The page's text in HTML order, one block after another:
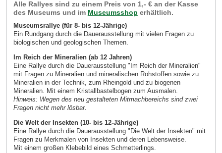
Alle Rallyes sind zu einem Preis von 1,- € an der Kasse
des Museums und im Museumsshop erhältlich.
Museumsrallye (für 8- bis 12-Jährige)
Ein Rundgang durch die Dauerausstellung mit vielen Fragen zu
biologischen und geologischen Themen.
Im Reich der Mineralien (ab 12 Jahren)
Eine Rallye durch die Dauerausstellung "Im Reich der Mineralien"
mit Fragen zu Mineralien und mineralischen Rohstoffen sowie zu
Mineralien in der Technik, zum Rheingold und zu biogenen
Mineralien. Mit einem Kristallbastelbogen zum Ausmalen.
Hinweis: Wegen des neu gestalteten Mitmachbereichs sind zwei
Fragen nicht mehr lösbar.
Die Welt der Insekten (10- bis 12-Jährige)
Eine Rallye durch die Dauerausstellung "Die Welt der Insekten" mit
Fragen zu Merkmalen von Insekten und deren Lebensweise.
Mit einem großen Klebebild eines Schmetterlings.